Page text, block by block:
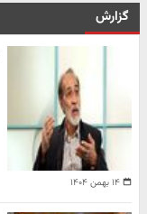
گزارش
۱۴ بهمن ۱۴۰۴